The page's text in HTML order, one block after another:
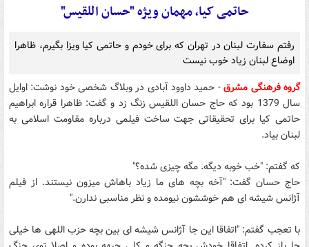
حاتمی کیا، مهمان ویژه "حسان اللقیس"
رفتم سفارت لبنان در تهران که برای خودم و حاتمی کیا ویزا بگیرم، ظاهرا
اوضاع لبنان زیاد خوب نیست
گروه فرهنگی مشرق- حمید داوود آبادی در وبلاگ شخصی خود نوشت: اوایل
سال 1379 بود که حاج حسان اللقیس زنگ زد و گفت: ظاهرا قراره ابراهیم
حاتمی کیا برای تحقیقاتی جهت ساخت فیلمی درباره مقاومت اسلامی به
لبنان بیاد.
که گفتم: "خب خوبه دیگه. مگه چیزی شده؟"
حاج حسان گفت: "آخه بچه های ما زیاد باهاش میزون نیستند. از فیلم
آژانس شیشه ای هم خوششون نیومده و نظر مناسبی ندارن."
با تعجب گفتم: "اتفاقا این جا آژانس شیشه ای بین بچه حزب اللهی ها خیلی